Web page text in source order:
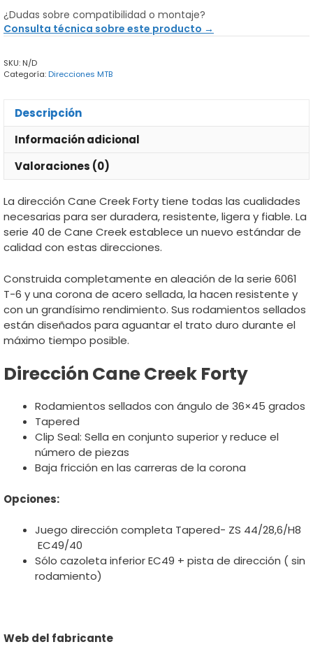
Forty
cantidad
¿Dudas sobre compatibilidad o montaje?
Consulta técnica sobre este producto →
SKU: N/D
Categoría:Direcciones MTB
Descripción
Información adicional
Valoraciones (0)
La dirección Cane Creek Forty tiene todas las cualidades
necesarias para ser duradera, resistente, ligera y fiable. La
serie 40 de Cane Creek establece un nuevo estándar de
calidad con estas direcciones.
Construida completamente en aleación de la serie 6061
T-6 y una corona de acero sellada, la hacen resistente y
con un grandísimo rendimiento. Sus rodamientos sellados
están diseñados para aguantar el trato duro durante el
máximo tiempo posible.
Dirección Cane Creek Forty
Rodamientos sellados con ángulo de 36×45 grados
Tapered
Clip Seal: Sella en conjunto superior y reduce el
número de piezas
Baja fricción en las carreras de la corona
Opciones:
Juego dirección completa Tapered- ZS 44/28,6/H8
EC49/40
Sólo cazoleta inferior EC49 + pista de dirección ( sin
rodamiento)
Web del fabricante